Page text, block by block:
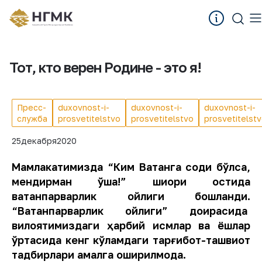
Тот, кто верен Родине - это я!
Пресс-
служба
duxovnost-i-
prosvetitelstvo
duxovnost-i-
prosvetitelstvo
duxovnost-i-
25декабря2020
Мамлакатимизда “Ким Ватанга содиқ бўлса,
мендирман ўша!” шиори остида
ватанпарварлик ойлиги бошланди.
“Ватанпарварлик ойлиги” доирасида
вилоятимиздаги ҳарбий қисмлар ва ёшлар
ўртасида кенг кўламдаги тарғибот-ташвиқот
тадбирлари амалга оширилмоқда.